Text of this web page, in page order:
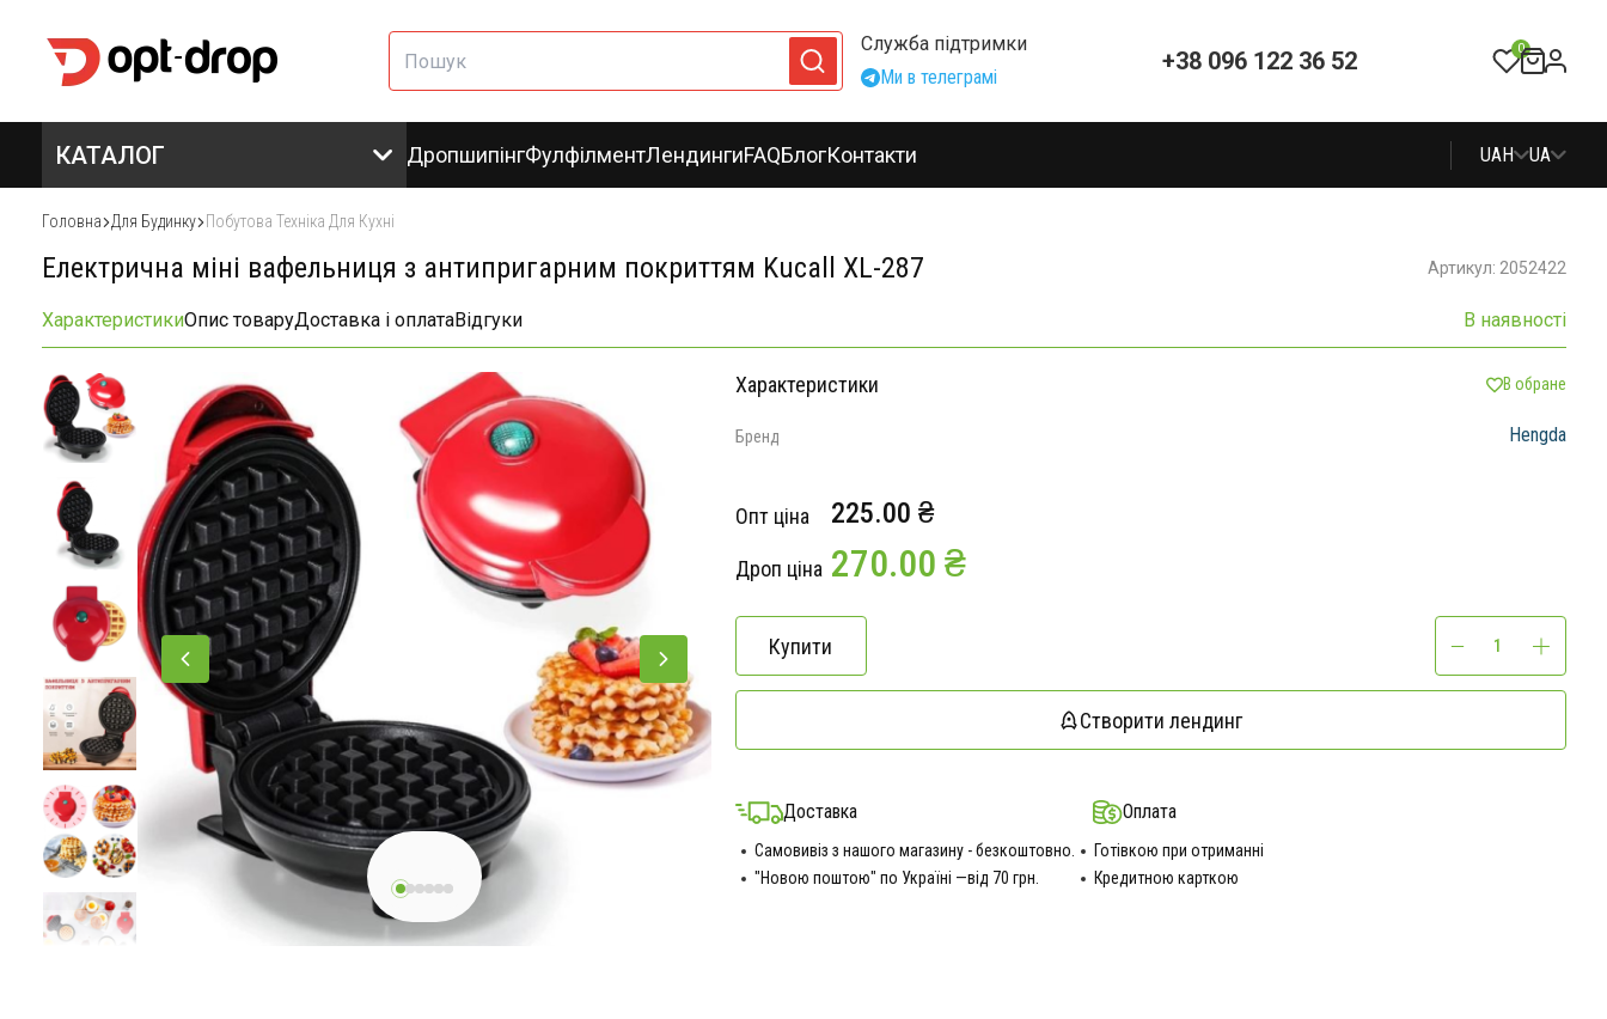
Служба підтримки
Ми в телеграмі
+38 096 122 36 52 0
КАТАЛОГ ДропшипінгФулфілментЛендингиFAQБлогКонтакти UAH UA
Головна Для Будинку Побутова Техніка Для Кухні
Електрична міні вафельниця з антипригарним покриттям Kucall XL-287 Артикул: 2052422
ХарактеристикиОпис товаруДоставка і оплатаВідгуки В наявності
Характеристики В обране
Бренд Hengda
Опт ціна 225.00 ₴
Дроп ціна 270.00 ₴
Купити
Створити лендинг
Доставка
Самовивіз з нашого магазину - безкоштовно.
"Новою поштою" по Україні —від 70 грн.
Оплата
Готівкою при отриманні
Кредитною карткою